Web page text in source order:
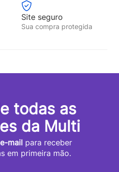
Site seguro
Sua compra protegida
todas as
da Multi
mail para receber
em primeira mão.